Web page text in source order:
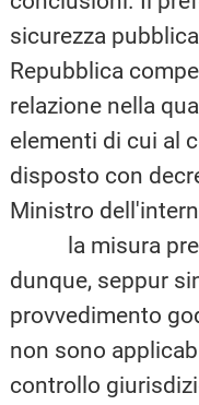
sicurezza
Repubblica
relazione nella
elementi di cui al
disposto con
Ministro
la misura
dunque, seppur
provvedimento
non sono
controllo